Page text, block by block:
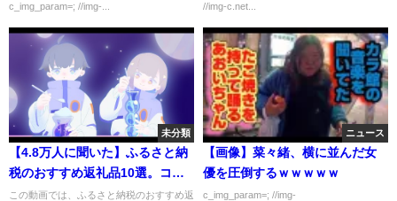
c_img_param=; //img-...
//img-c.net...
未分類
【4.8万人に聞いた】ふるさと納
税のおすすめ返礼品10選。コス
パ最強の寄付先は？
この動画では、ふるさと納税のおすすめ返
ニュース
【画像】菜々緒、横に並んだ女
優を圧倒するｗｗｗｗｗ
c_img_param=; //img-